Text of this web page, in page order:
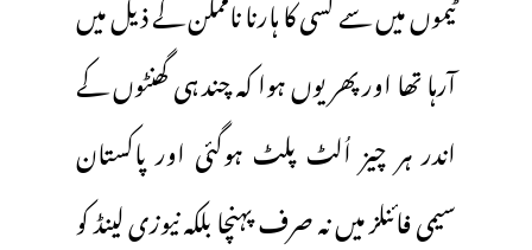
آرہا تھا اور پھر یوں ہوا کہ چند ہی گھنٹوں کے
اندر ہر چیز اُلٹ پلٹ ہوگئی اور پاکستان
سیمی فائنلز میں نہ صرف پہنچا بلکہ نیوزی لینڈ کو